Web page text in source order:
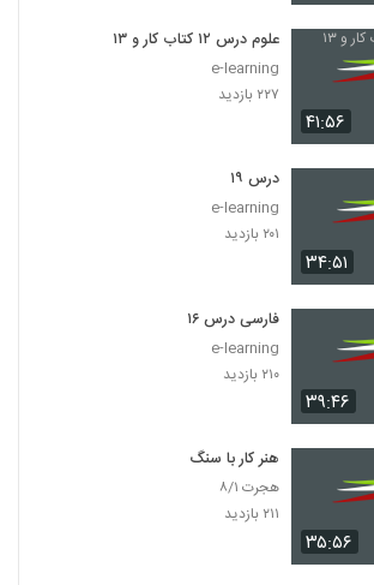
۴۱:۵۶
علوم درس ۱۲ کتاب کار و ۱۳
e-learning
۲۲۷ بازدید
۳۴:۵۱
درس ۱۹
e-learning
۲۰۱ بازدید
۳۹:۴۶
فارسی درس ۱۶
e-learning
۲۱۰ بازدید
۳۵:۵۶
هنر کار با سنگ
هجرت ۸/۱
۲۱۱ بازدید